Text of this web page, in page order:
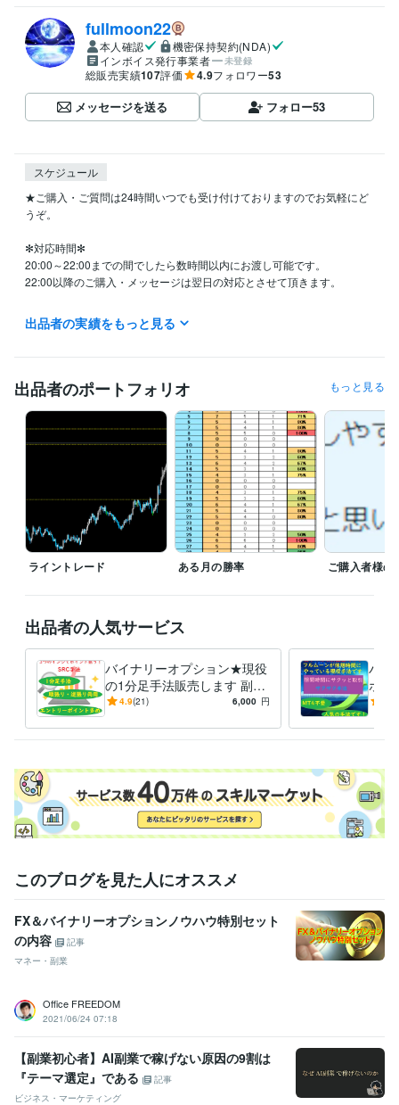
fullmoon22
本人確認
機密保持契約(NDA)
インボイス発行事業者
未登録
総販売実績107評価 4.9フォロワー53
メッセージを送る フォロー53
スケジュール
★ご購入・ご質問は24時間いつでも受け付けておりますのでお気軽にど
うぞ。
✻対応時間✻
20:00～22:00までの間でしたら数時間以内にお渡し可能です。
22:00以降のご購入・メッセージは翌日の対応とさせて頂きます。
・平日は対応時間以外に8時頃と13時前後に1度確認しております。
予めご了承ください。
★リピーター様プレゼントあり
★サクサク手法セット・究極のライントレードと別の手法の組み合わせ
で同時購入を検討中の方はお値引き致しますので、DMからお問い合わせ
その他の組み合わせは手法2点セット販売ページからご購入下さい。
2022.1.23初出品　2022.1.27レギュラーランク 2022.5.1　シルバー
ランク 2022.8.1　ゴールドランク
得意分野
資産運用・副業の相談 バイナリーオプション FX
外国為替証拠金取引
在宅ワーク
出品者の実績をもっと見る
出品者のポートフォリオ もっと見る
ライントレード ある月の勝率 ご購入者様
出品者の人気サービス
バイナリーオプション★現役
の1分足手法販売します 副業
★スマホでもOK！3つのイン
4.9(21) 6,000 円
バイ
ホで
気
このブログを見た人にオススメ
FX＆バイナリーオプションノウハウ特別セット
の内容
記事
マネー・副業
Office FREEDOM
2021/06/24 07:18
【副業初心者】AI副業で稼げない原因の9割は
『テーマ選定』である
記事
ビジネス・マーケティング